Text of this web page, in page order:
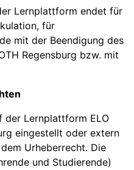
Lernplattform endet für
für
mit der Beendigung des
Regensburg bzw. mit
der Lernplattform ELO
eingestellt oder extern
Urheberrecht. Die
und Studierende)